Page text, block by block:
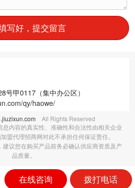
写好，提交留言
号甲0117（集中办公区）
qy/haowe/
All Rights Reserved
内容的真实性、准确性和合法性由相关企业
盟代理招商网对此不承担任何保证责任。
议您在购买产品前务必确认供应商资质及产
品质量。
在线咨询 拨打电话